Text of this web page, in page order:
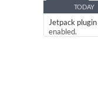
TODAY
Jetpack plugin
enabled.